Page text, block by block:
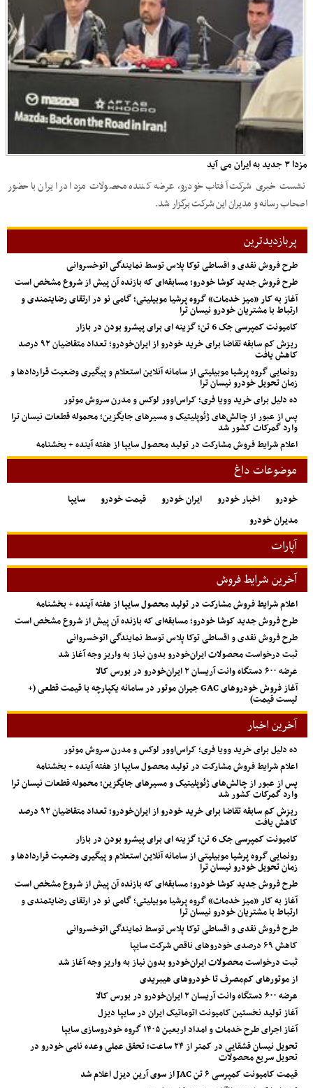
مزدا ۳ جدید به ایران می آید
نشست خبری شرکت آفتاب خودرو، عرضه کننده محصولات مزدا در ایران با حضور
اصحاب رسانه و مدیران این شرکت برگزار شد.
پربازدیدترین
طرح فروش نقدی و اقساطی توکا پلاس توسط نمایندگی اتوخسروانی
طرح فروش جدید کوشا خودرو؛ مسابقه‌ای که بازنده آن پیش از شروع مشخص است
آغاز به کار «میز خدمات» گروه پرشیا موبیلیتی؛ گامی نو در ارتقای رضایتمندی و
ارتباط با مشتریان خودرو نیسان ترا
کامیونت کمپرسی جک 6 تن؛ گزینه ای برای پیشرو بودن در بازار
ریزش کم‌ سابقه تقاضا برای خرید خودرو از ایران‌خودرو؛ تعداد متقاضیان ۹۲ درصد
کاهش یافت
رونمایی گروه پرشیا موبیلیتی از سامانه آنلاین استعلام و پیگیری وضعیت قراردادها و
زمان تحویل خودرو نیسان ترا
ده دلیل برای خرید وویا فری؛ کراس‌اوور لوکس و مدرن سروش موتور
پس از عبور از چالش‌های ژئوپلیتیک و مسیرهای جایگزین؛ محموله قطعات نیسان ترا
وارد گمرکات کشور شد
اعلام شرایط فروش مشارکت در تولید محصول سایپا از هفته آینده + بخشنامه
موضوعات داغ
خودرو اخبار خودرو ایران خودرو قیمت خودرو
سایپا
مدیران خودرو
آپارات
آخرین شرایط فروش
اعلام شرایط فروش مشارکت در تولید محصول سایپا از هفته آینده + بخشنامه
طرح فروش جدید کوشا خودرو؛ مسابقه‌ای که بازنده آن پیش از شروع مشخص است
طرح فروش نقدی و اقساطی توکا پلاس توسط نمایندگی اتوخسروانی
ثبت درخواست محصولات ایران‌خودرو بدون نیاز به واریز وجه آغاز شد
عرضه ۶۰۰ دستگاه وانت آریسان ۲ ایران‌خودرو در بورس کالا
آغاز فروش خودروهای GAC جیران موتور در سامانه یکپارچه با قیمت قطعی (+
لیست قیمت)
آخرین اخبار
ده دلیل برای خرید وویا فری؛ کراس‌اوور لوکس و مدرن سروش موتور
اعلام شرایط فروش مشارکت در تولید محصول سایپا از هفته آینده + بخشنامه
پس از عبور از چالش‌های ژئوپلیتیک و مسیرهای جایگزین؛ محموله قطعات نیسان ترا
وارد گمرکات کشور شد
ریزش کم‌ سابقه تقاضا برای خرید خودرو از ایران‌خودرو؛ تعداد متقاضیان ۹۲ درصد
کاهش یافت
کامیونت کمپرسی جک 6 تن؛ گزینه ای برای پیشرو بودن در بازار
رونمایی گروه پرشیا موبیلیتی از سامانه آنلاین استعلام و پیگیری وضعیت قراردادها و
زمان تحویل خودرو نیسان ترا
طرح فروش جدید کوشا خودرو؛ مسابقه‌ای که بازنده آن پیش از شروع مشخص است
آغاز به کار «میز خدمات» گروه پرشیا موبیلیتی؛ گامی نو در ارتقای رضایتمندی و
ارتباط با مشتریان خودرو نیسان ترا
طرح فروش نقدی و اقساطی توکا پلاس توسط نمایندگی اتوخسروانی
کاهش ۶۹ درصدی خودروهای ناقص شرکت سایپا
ثبت درخواست محصولات ایران‌خودرو بدون نیاز به واریز وجه آغاز شد
از موتورهای کم‌مصرف تا خودروهای هیبریدی
عرضه ۶۰۰ دستگاه وانت آریسان ۲ ایران‌خودرو در بورس کالا
آغاز تولید نخستین کامیونت اتوماتیک ایران در سایپا دیزل
آغاز اجرای طرح خدمات و امداد اربعین ۱۴۰۵ گروه خودروسازی سایپا
تحویل نیسان قشقایی در کمتر از ۲۴ ساعت؛ تحقق عملی وعده نامی خودرو در
تحویل سریع محصولات
قیمت کامیونت کمپرسی ۶ تن JAC از سوی آرین دیزل اعلام شد